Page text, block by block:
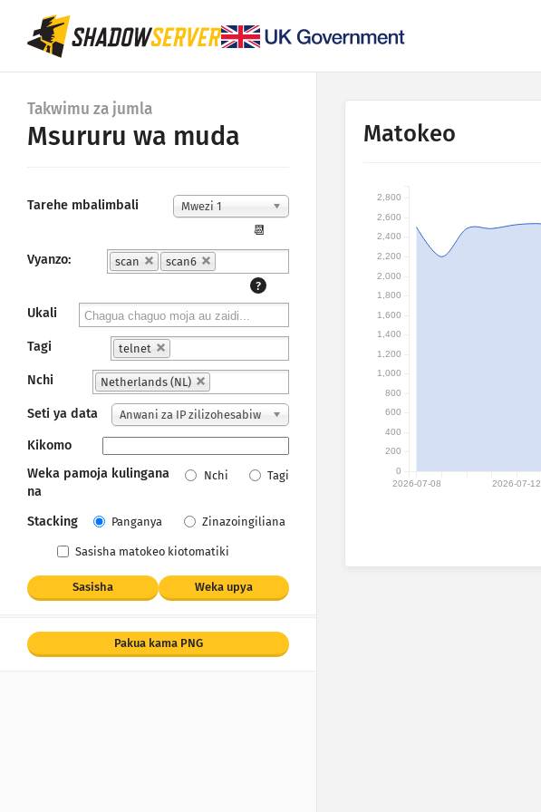
Takwimu za jumla
Msururu wa muda
Tarehe mbalimbali Mwezi 1
📆
Vyanzo:
scan
scan6
?
Ukali
Tagi telnet
Nchi Netherlands (NL)
Seti ya data
Anwani za IP zilizohesabiw
a
Kikomo
Weka pamoja kulingana
na
Nchi Tagi
Stacking Panganya Zinazoingiliana
Sasisha matokeo kiotomatiki
Sasisha Weka upya
Pakua kama PNG
Matokeo
2026-07-08 2026-07-12
0
200
400
600
800
1,000
1,200
1,400
1,600
1,800
2,000
2,200
2,400
2,600
2,800